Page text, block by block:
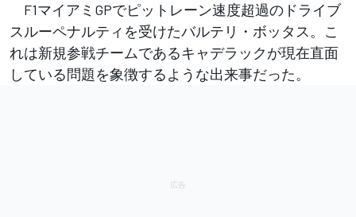
F1マイアミGPでピットレーン速度超過のドライブ
スルーペナルティを受けたバルテリ・ボッタス。こ
れは新規参戦チームであるキャデラックが現在直面
している問題を象徴するような出来事だった。